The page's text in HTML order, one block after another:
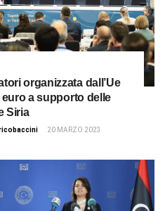
organizzata dall’Ue
a supporto delle
Siria
20 MARZO 2023